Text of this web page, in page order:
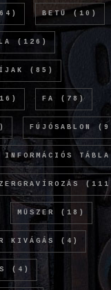
BETŰ (10)
(126)
(85)
FA (78)
FÚJÓSABLON
INFORMÁCIÓS TÁBLA
MŰSZER (18)
KIVÁGÁS (4)
(4)